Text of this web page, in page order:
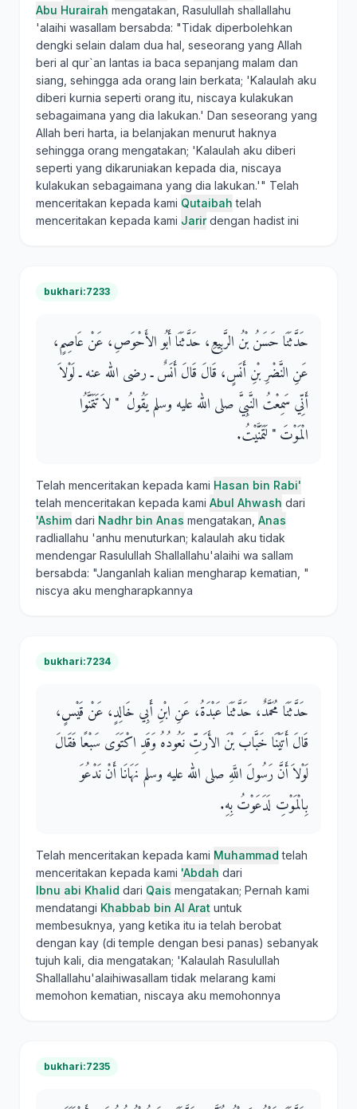
Abu Hurairah mengatakan, Rasulullah shallallahu
'alaihi wasallam bersabda: "Tidak diperbolehkan
dengki selain dalam dua hal, seseorang yang Allah
beri al qur`an lantas ia baca sepanjang malam dan
siang, sehingga ada orang lain berkata; 'Kalaulah aku
diberi kurnia seperti orang itu, niscaya kulakukan
sebagaimana yang dia lakukan.' Dan seseorang yang
Allah beri harta, ia belanjakan menurut haknya
sehingga orang mengatakan; 'Kalaulah aku diberi
seperti yang dikaruniakan kepada dia, niscaya
kulakukan sebagaimana yang dia lakukan.'" Telah
menceritakan kepada kami Qutaibah telah
menceritakan kepada kami Jarirdengan hadist ini
bukhari:7233
حَدَّثَنَا حَسَنُ بْنُ الرَّبِيعِ، حَدَّثَنَا أَبُو الأَحْوَصِ، عَنْ عَاصِمٍ،
عَنِ النَّضْرِ بْنِ أَنَسٍ، قَالَ قَالَ أَنَسٌ ـ رضى الله عنه ـ لَوْلاَ
أَنِّي سَمِعْتُ النَّبِيَّ صلى الله عليه وسلم يَقُولُ ‏ "‏ لاَ تَتَمَنَّوُا
الْمَوْتَ ‏"‏ لَتَمَنَّيْتُ‏.‏
Telah menceritakan kepada kami Hasan bin Rabi'
telah menceritakan kepada kami Abul Ahwash dari
'Ashim dari Nadhr bin Anas mengatakan, Anas
radliallahu 'anhu menuturkan; kalaulah aku tidak
mendengar Rasulullah Shallallahu'alaihi wa sallam
bersabda: "Janganlah kalian mengharap kematian, "
niscya aku mengharapkannya
bukhari:7234
حَدَّثَنَا مُحَمَّدٌ، حَدَّثَنَا عَبْدَةُ، عَنِ ابْنِ أَبِي خَالِدٍ، عَنْ قَيْسٍ،
قَالَ أَتَيْنَا خَبَّابَ بْنَ الأَرَتِّ نَعُودُهُ وَقَدِ اكْتَوَى سَبْعًا فَقَالَ
لَوْلاَ أَنَّ رَسُولَ اللَّهِ صلى الله عليه وسلم نَهَانَا أَنْ نَدْعُوَ
بِالْمَوْتِ لَدَعَوْتُ بِهِ‏.‏
Telah menceritakan kepada kami Muhammad telah
menceritakan kepada kami 'Abdah dari
Ibnu abi Khalid dari Qais mengatakan; Pernah kami
mendatangi Khabbab bin Al Arat untuk
membesuknya, yang ketika itu ia telah berobat
dengan kay (di temple dengan besi panas) sebanyak
tujuh kali, dia mengatakan; 'Kalaulah Rasulullah
Shallallahu'alaihiwasallam tidak melarang kami
memohon kematian, niscaya aku memohonnya
bukhari:7235